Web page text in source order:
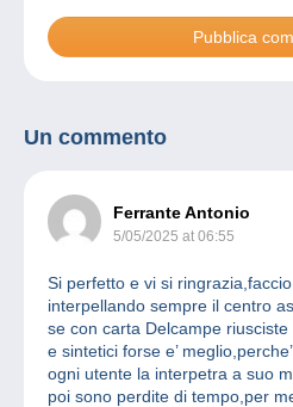
Un commento
Ferrante Antonio
5/05/2025 at 06:55
Si perfetto e vi si
interpellando sempre il centro
se con carta Delcampe riusciste
e sintetici forse e’
ogni utente la interpetra a suo
poi sono perdite di tempo,per